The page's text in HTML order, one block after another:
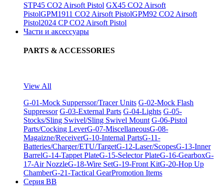
STP45 CO2 Airsoft Pistol GX45 CO2 Airsoft
PistolGPM1911 CO2 Airsoft PistolGPM92 CO2 Airsoft
Pistol2024 CP CO2 Airsoft Pistol
Части и аксессуары
PARTS & ACCESSORIES
View All
G-01-Mock Supperssor/Tracer Units G-02-Mock Flash
Suppressor G-03-External Parts G-04-Lights G-05-
Stocks/Sling Swivel/Sling Swivel Mount G-06-Pistol
Parts/Cocking LeverG-07-MiscellaneousG-08-
Magaizne/ReceiverG-10-Internal PartsG-11-
Batteries/Charger/ETU/TargetG-12-Laser/ScopesG-13-Inner
BarrelG-14-Tappet PlateG-15-Selector PlateG-16-GearboxG-
17-Air NozzleG-18-Wire SetG-19-Front KitG-20-Hop Up
ChamberG-21-Tactical GearPromotion Items
Серия BB